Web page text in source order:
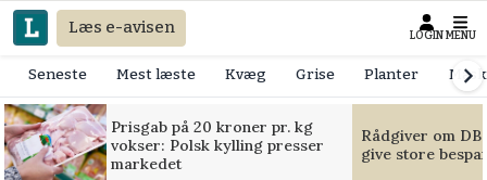
Læs e-avisen LOGIN MENU
Seneste Mest læste Kvæg Grise Planter
Prisgab på 20 kroner pr. kg
vokser: Polsk kylling presser
markedet
Rådgiver om
give store